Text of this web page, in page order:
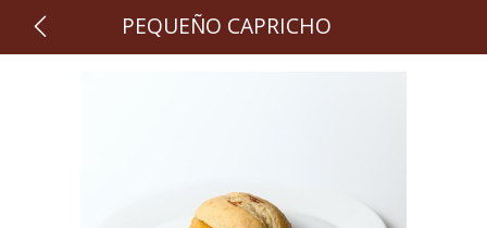
PEQUEÑO CAPRICHO